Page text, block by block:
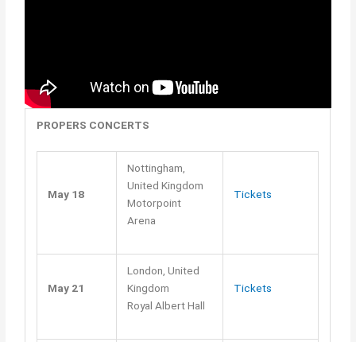
PROPERS CONCERTS
May 18
Nottingham,
United Kingdom
Motorpoint
Arena
Tickets
May 21
London, United
Kingdom
Royal Albert Hall
Tickets